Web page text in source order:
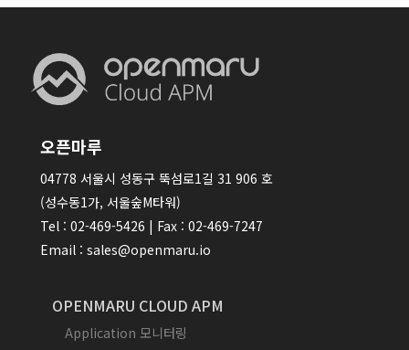
오픈마루
04778 서울시 성동구 뚝섬로1길 31 906 호
(성수동1가, 서울숲M타워)
Tel : 02-469-5426 | Fax : 02-469-7247
Email : sales@openmaru.io
OPENMARU CLOUD APM
Application 모니터링